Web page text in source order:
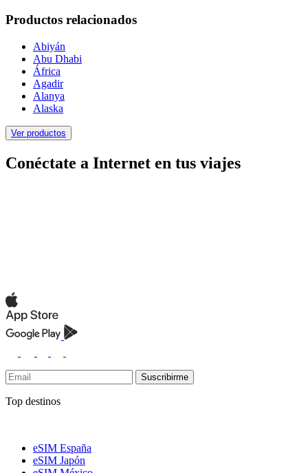
Productos relacionados
Abiyán
Abu Dhabi
África
Agadir
Alanya
Alaska
Ver productos
Conéctate a Internet en tus viajes
Suscribirme
Top destinos
eSIM España
eSIM Japón